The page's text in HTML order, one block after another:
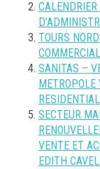
TOURS
SANITAS –
SECTEUR
VENTE ET
EDITH